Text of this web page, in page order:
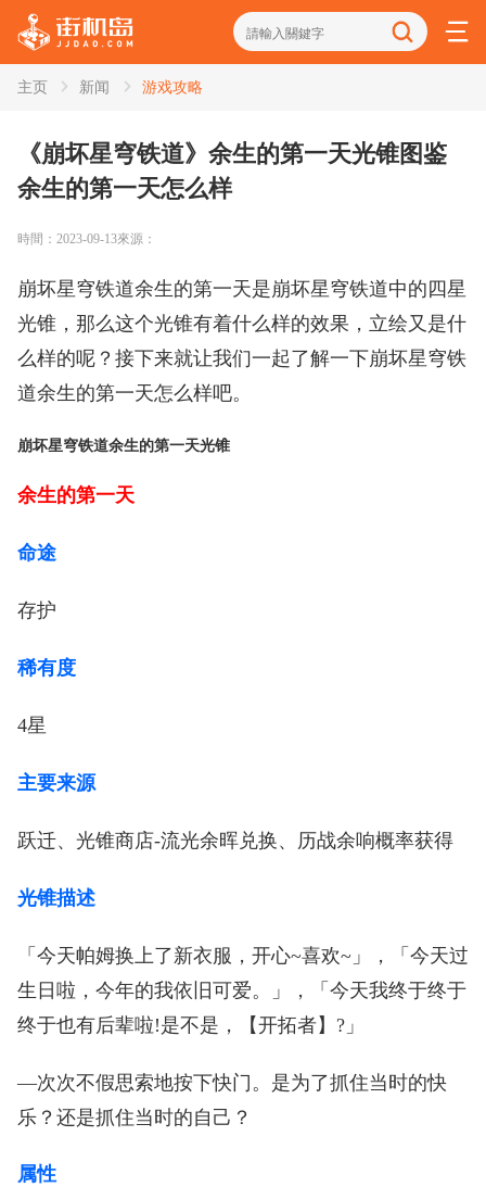
資訊
街機秘籍 街機人物 街機雜談
街機出招
家機攻略
掌機攻略
主页 新闻 游戏攻略
《崩坏星穹铁道》余生的第一天光锥图鉴
余生的第一天怎么样
時間：2023-09-13來源：
崩坏星穹铁道余生的第一天是崩坏星穹铁道中的四星
光锥，那么这个光锥有着什么样的效果，立绘又是什
么样的呢？接下来就让我们一起了解一下崩坏星穹铁
道余生的第一天怎么样吧。
崩坏星穹铁道余生的第一天光锥
余生的第一天
命途
存护
稀有度
4星
主要来源
跃迁、光锥商店-流光余晖兑换、历战余响概率获得
光锥描述
「今天帕姆换上了新衣服，开心~喜欢~」，「今天过
生日啦，今年的我依旧可爱。」，「今天我终于终于
终于也有后辈啦!是不是，【开拓者】?」
—次次不假思索地按下快门。是为了抓住当时的快
乐？还是抓住当时的自己？
属性